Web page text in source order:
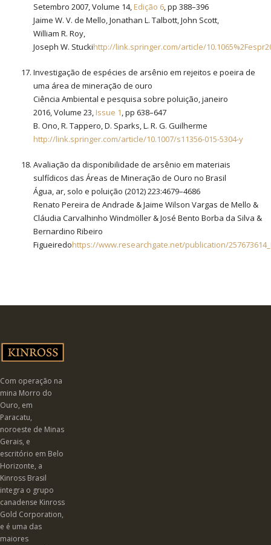
Setembro 2007, Volume 14, Edição 6, pp 388–396
Jaime W. V. de Mello, Jonathan L. Talbott, John Scott,
William R. Roy,
Joseph W. Stuckihttp://link.springer.com/article/
Investigação de espécies de arsênio em rejeitos e poeira de
uma área de mineração de ouro
Ciência Ambiental e pesquisa sobre poluição, janeiro
2016, Volume 23, Issue 1, pp 638–647
B. Ono, R. Tappero, D. Sparks, L. R. G. Guilherme
http://link.springer.com/article/10.1007/s11356-015-5304-y
Avaliação da disponibilidade de arsênio em materiais
sulfídicos das Áreas de Mineração de Ouro no Brasil
Água, ar, solo e poluição (2012) 223:4679–4686
Renato Pereira de Andrade & Jaime Wilson Vargas de Mello &
Cláudia Carvalhinho Windmöller & José Bento Borba da Silva &
Bernardino Ribeiro
Figueiredohttps://www.researchgate.net/publication/
Com operação na
mina Morro do
Ouro, em
Paracatu,
noroeste de Minas
Gerais, e
escritório em Belo
Horizonte, a
Kinross Brasil
integra o grupo
canadense Kinross
Gold Corporation,
e é uma das
maiores